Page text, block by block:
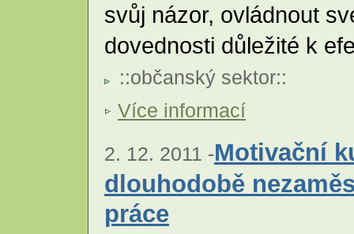
svůj názor, ovládnout
dovednosti důležité k
::občanský sektor::
Více informací
2. 12. 2011 -Motivační
dlouhodobě
práce